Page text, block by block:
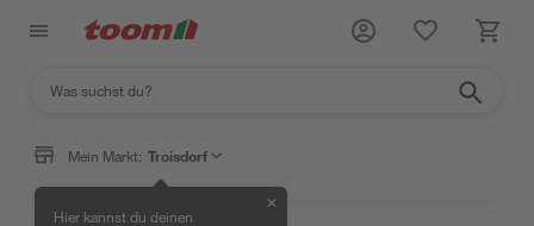
Mein Markt: Troisdorf
Hier kannst du deinen
✕